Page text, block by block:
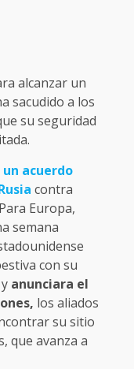
alcanzar un
sacudido a los
su seguridad
acuerdo
contra
Europa,
semana
con su
anunciara el
los aliados
su sitio
que avanza a